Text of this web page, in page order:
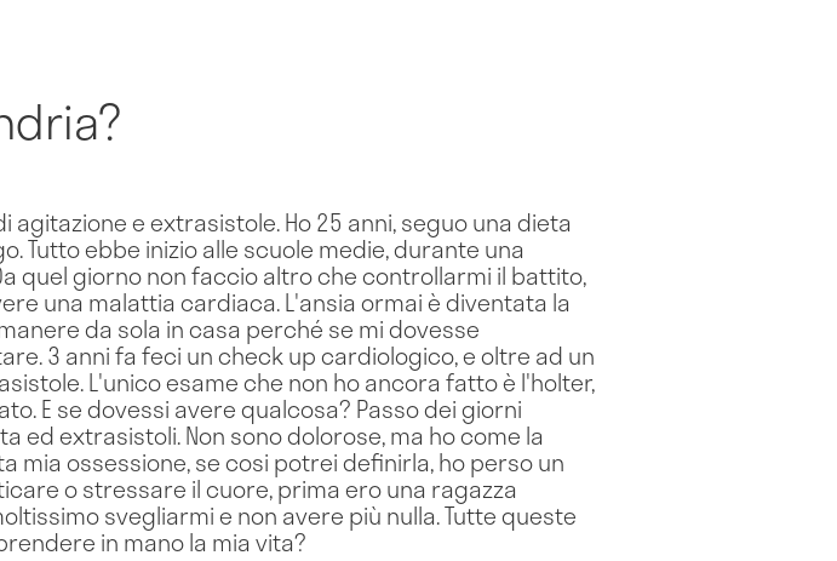
e extrasistole. Ho 25 anni, seguo una dieta
Tutto ebbe inizio alle scuole medie, durante una
quel giorno non faccio altro che controllarmi il battito,
una malattia cardiaca. L'ansia ormai è diventata la
da sola in casa perché se mi dovesse
3 anni fa feci un check up cardiologico, e oltre ad un
L'unico esame che non ho ancora fatto è l'holter,
E se dovessi avere qualcosa? Passo dei giorni
extrasistoli. Non sono dolorose, ma ho come la
mia ossessione, se cosi potrei definirla, ho perso un
o stressare il cuore, prima ero una ragazza
svegliarmi e non avere più nulla. Tutte queste
in mano la mia vita?